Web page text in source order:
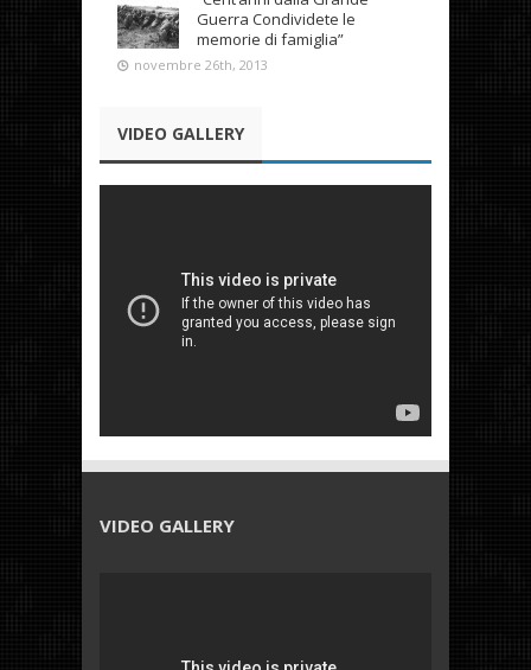
Guerra Condividete le
memorie di famiglia”
novembre 26th, 2013
VIDEO GALLERY
VIDEO GALLERY